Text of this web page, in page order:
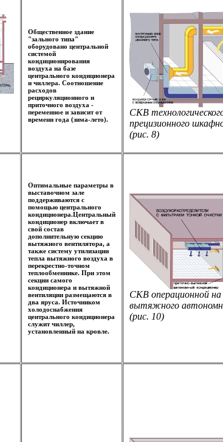
Общественное здание
"зального типа"
оборудовано центральной
системой
кондиционирования
воздуха на базе
центрального кондиционера
и чиллера. Соотношение
расходов
рециркуляционного и
приточного воздуха -
переменное и зависит от
времени года (зима-лето).
СКВ
прецизионного
(рис. 8)
Оптимальные параметры в
выставочном зале
поддерживаются с
помощью центрального
кондиционера.Центральный
кондиционер включает в
свой состав
дополнительную секцию
вытяжного вентилятора, а
также систему утилизации
тепла вытяжного воздуха в
перекрестно-точном
теплообменнике. При этом
секции самого
кондиционера и вытяжной
вентиляции размещаются в
два яруса. Источником
холодоснабжения
центрального кондиционера
служит чиллер,
установленный на кровле.
СКВ операционной
вытяжного
(рис. 10)